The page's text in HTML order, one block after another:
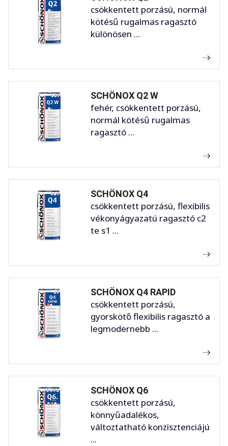
csökkentett porzású, normál
kötésű rugalmas ragasztó
különösen ...
SCHÖNOX Q2 W
fehér, csökkentett porzású,
normál kötésű rugalmas
ragasztó ...
SCHÖNOX Q4
csökkentett porzású, flexibilis
vékonyágyazatú ragasztó c2
te s1 ...
SCHÖNOX Q4 RAPID
csökkentett porzású,
gyorskötő flexibilis ragasztó a
legmodernebb ...
SCHÖNOX Q6
csökkentett porzású,
könnyűadalékos,
változtatható konzisztenciájú
...